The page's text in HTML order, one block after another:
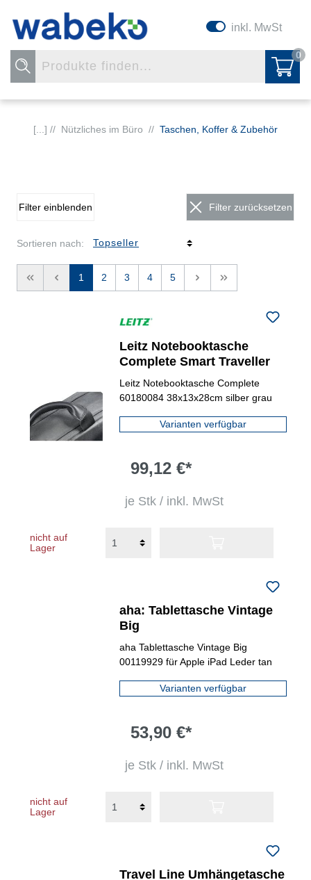
inkl. MwSt
0
[...] // Nützliches im Büro // Taschen, Koffer & Zubehör
Filter einblenden Filter zurücksetzen
Sortieren nach:
<< < 1 2 3 4 5 > >>
Leitz Notebooktasche
Complete Smart Traveller
Leitz Notebooktasche Complete
60180084 38x13x28cm silber grau
Varianten verfügbar
99,12 €*
je Stk / inkl. MwSt
nicht auf
Lager
aha: Tablettasche Vintage
Big
aha Tablettasche Vintage Big
00119929 für Apple iPad Leder tan
Varianten verfügbar
53,90 €*
je Stk / inkl. MwSt
nicht auf
Lager
Travel Line Umhängetasche